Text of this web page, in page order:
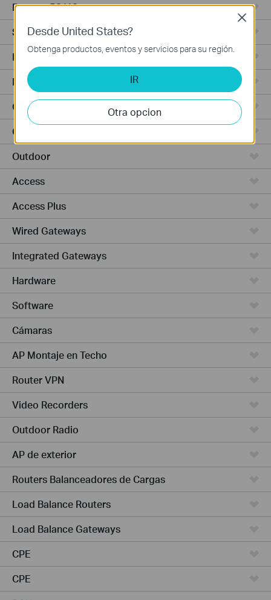
Routers 5G/4G
Switches Smart
Punto de Acceso
Routers de Alta Potencia
Cámaras y seguridad
Ceiling Mount
Outdoor
Access
Access Plus
Wired Gateways
Integrated Gateways
Hardware
Software
Cámaras
AP Montaje en Techo
Router VPN
Video Recorders
Outdoor Radio
AP de exterior
Routers Balanceadores de Cargas
Load Balance Routers
Load Balance Gateways
CPE
CPE
Desde United States?
Obtenga productos, eventos y servicios para su región.
IR
Otra opcion
Close